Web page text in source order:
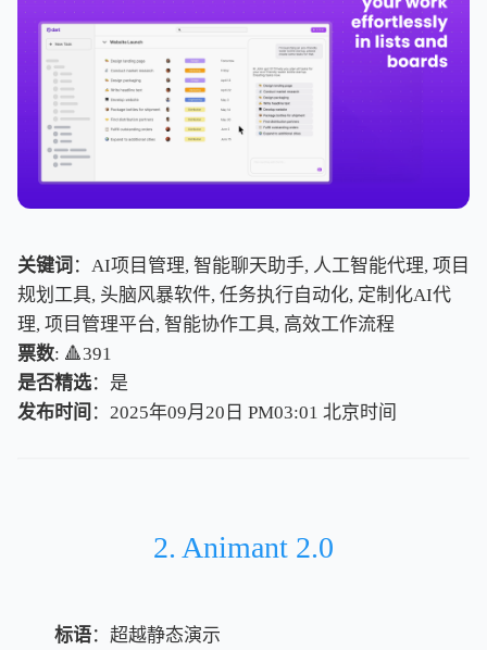
关键词 ：AI项目管理, 智能聊天助手, 人工智能代理, 项目
规划工具, 头脑风暴软件, 任务执行自动化, 定制化AI代
理, 项目管理平台, 智能协作工具, 高效工作流程
票数: 🔺391
是否精选：是
发布时间 ：2025年09月20日 PM03:01 北京时间
北京时间
2. Animant 2.0
标语：超越静态演示